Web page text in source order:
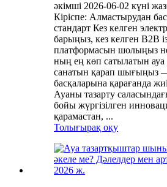
әкімші 2026-06-02 күні
Кіріспе: Алмастырудан
стандарт Кез келген
барыңыз, кез келген B2B
платформасын шолыңыз
ның ең көп сатылатын ауа
санатын қарап шығыңыз —
басқаларына қарағанда
Ауаны тазарту
бойы жүргізілген
қарамастан, ...
Толығырақ оқу